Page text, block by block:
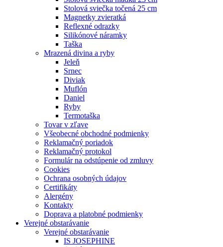
Stolová sviečka točená 25 cm
Magnetky zvieratká
Reflexné odrazky
Silikónové náramky
Taška
Mrazená divina a ryby
Jeleň
Srnec
Diviak
Muflón
Daniel
Ryby
Termotaška
Tovar v zľave
Všeobecné obchodné podmienky
Reklamačný poriadok
Reklamačný protokol
Formulár na odstúpenie od zmluvy
Cookies
Ochrana osobných údajov
Certifikáty
Alergény
Kontakty
Doprava a platobné podmienky
Verejné obstarávanie
Verejné obstarávanie
IS JOSEPHINE